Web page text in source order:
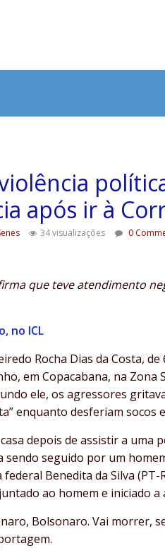
após ir à
34 visualizações 0
que teve atendimento
no ICL
Rocha Dias da Costa,
em Copacabana, na Zona
ele, os agressores
enquanto desferiam socos
depois de assistir a uma
sendo seguido por um
Benedita da Silva
ao homem e iniciado a
Bolsonaro. Vai morrer,